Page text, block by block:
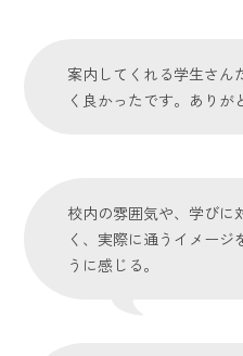
案内してくれる学生さん
く良かったです。ありが
校内の雰囲気や、学びに
く、実際に通うイメージ
うに感じる。